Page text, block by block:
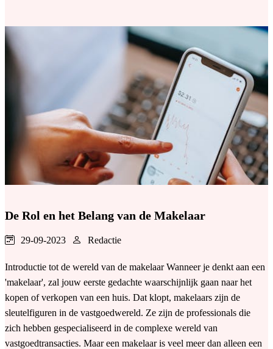
De Rol en het Belang van de Makelaar
29-09-2023 Redactie
Introductie tot de wereld van de makelaar Wanneer je denkt aan een
'makelaar', zal jouw eerste gedachte waarschijnlijk gaan naar het
kopen of verkopen van een huis. Dat klopt, makelaars zijn de
sleutelfiguren in de vastgoedwereld. Ze zijn de professionals die
zich hebben gespecialiseerd in de complexe wereld van
vastgoedtransacties. Maar een makelaar is veel meer dan alleen een